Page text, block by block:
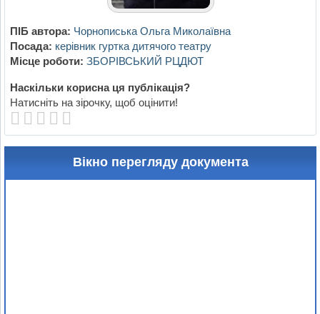
ПІБ автора: Чорнописька Ольга Миколаївна
Посада: керівник гуртка дитячого театру
Місце роботи: ЗБОРІВСЬКИЙ РЦДЮТ
Наскільки корисна ця публікація?
Натисніть на зірочку, щоб оцінити!
Вікно перегляду документа